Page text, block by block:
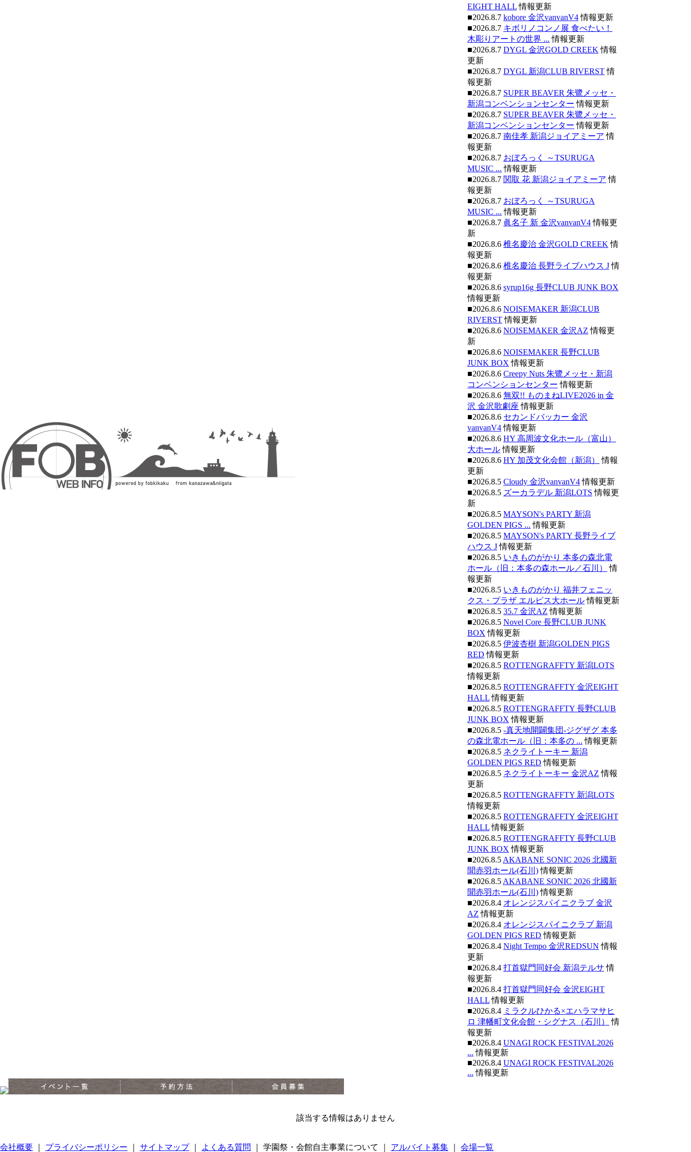
EIGHT HALL情報更新
■2026.8.7 kobore 金沢vanvanV4情報更新
■2026.8.7 キボリノコンノ展 食べたい！
木彫りアートの世界 ... 情報更新
■2026.8.7 DYGL 金沢GOLD CREEK 情報
更新
■2026.8.7 DYGL 新潟CLUB RIVERST情
報更新
■2026.8.7 SUPER BEAVER 朱鷺メッセ・
新潟コンベンションセンター 情報更新
■2026.8.7 SUPER BEAVER 朱鷺メッセ・
新潟コンベンションセンター 情報更新
■2026.8.7 南佳孝 新潟ジョイアミーア 情
報更新
■2026.8.7 おぼろっく ～TSURUGA
MUSIC ... 情報更新
■2026.8.7 関取 花 新潟ジョイアミーア 情
報更新
■2026.8.7 おぼろっく ～TSURUGA
MUSIC ... 情報更新
■2026.8.7 眞名子 新 金沢vanvanV4情報更
新
■2026.8.6 椎名慶治 金沢GOLD CREEK 情
報更新
■2026.8.6 椎名慶治 長野ライブハウス J情
報更新
■2026.8.6 syrup16g 長野CLUB JUNK BOX
情報更新
■2026.8.6 NOISEMAKER 新潟CLUB
RIVERST情報更新
■2026.8.6 NOISEMAKER 金沢AZ 情報更
新
■2026.8.6 NOISEMAKER 長野CLUB
JUNK BOX 情報更新
■2026.8.6 Creepy Nuts 朱鷺メッセ・新潟
コンベンションセンター 情報更新
■2026.8.6 無双!! ものまねLIVE2026 in 金
沢 金沢歌劇座 情報更新
■2026.8.6 セカンドバッカー 金沢
vanvanV4情報更新
■2026.8.6 HY 高周波文化ホール（富山）
大ホール情報更新
■2026.8.6 HY 加茂文化会館（新潟）
情報
更新
■2026.8.5 Cloudy 金沢vanvanV4情報更新
■2026.8.5 ズーカラデル 新潟LOTS 情報更
新
■2026.8.5 MAYSON's PARTY 新潟
GOLDEN PIGS ... 情報更新
■2026.8.5 MAYSON's PARTY 長野ライブ
ハウス J情報更新
■2026.8.5 いきものがかり 本多の森北電
ホール（旧：本多の森ホール／石川）
情
報更新
■2026.8.5 いきものがかり 福井フェニッ
クス・プラザ エルピス大ホール情報更新
■2026.8.5 35.7 金沢AZ 情報更新
■2026.8.5 Novel Core 長野CLUB JUNK
BOX 情報更新
■2026.8.5 伊波杏樹 新潟GOLDEN PIGS
RED 情報更新
■2026.8.5 ROTTENGRAFFTY 新潟LOTS
情報更新
■2026.8.5 ROTTENGRAFFTY 金沢EIGHT
HALL情報更新
■2026.8.5 ROTTENGRAFFTY 長野CLUB
JUNK BOX 情報更新
■2026.8.5 -真天地開闢集団-ジグザグ 本多
の森北電ホール（旧：本多の ... 情報更新
■2026.8.5 ネクライトーキー 新潟
GOLDEN PIGS RED 情報更新
■2026.8.5 ネクライトーキー 金沢AZ 情報
更新
■2026.8.5 ROTTENGRAFFTY 新潟LOTS
情報更新
■2026.8.5 ROTTENGRAFFTY 金沢EIGHT
HALL情報更新
■2026.8.5 ROTTENGRAFFTY 長野CLUB
JUNK BOX 情報更新
■2026.8.5 AKABANE SONIC 2026 北國新
聞赤羽ホール(石川)情報更新
■2026.8.5 AKABANE SONIC 2026 北國新
聞赤羽ホール(石川)情報更新
■2026.8.4 オレンジスパイニクラブ 金沢
AZ 情報更新
■2026.8.4 オレンジスパイニクラブ 新潟
GOLDEN PIGS RED 情報更新
■2026.8.4 Night Tempo 金沢REDSUN 情報
更新
■2026.8.4 打首獄門同好会 新潟テルサ 情
報更新
■2026.8.4 打首獄門同好会 金沢EIGHT
HALL情報更新
■2026.8.4 ミラクルひかる×エハラマサヒ
ロ 津幡町文化会館・シグナス（石川）
情
報更新
■2026.8.4 UNAGI ROCK FESTIVAL2026
... 情報更新
■2026.8.4 UNAGI ROCK FESTIVAL2026
... 情報更新
該当する情報はありません
会社概要 プライバシーポリシー サイトマップ｜ よくある質問 ｜ 学園祭・会館自主事業について ｜ アルバイト募集 会場一覧